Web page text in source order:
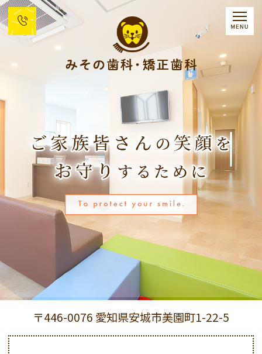
〒446-0076 愛知県安城市美園町1-22-5